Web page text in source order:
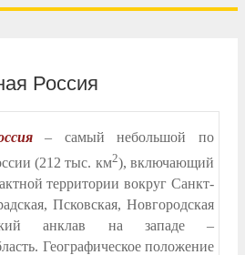
Россия
– самый небольшой по
(212 тыс. км2), включающий
территории вокруг Санкт-
Псковская, Новгородская
анклав на западе –
Географическое положение